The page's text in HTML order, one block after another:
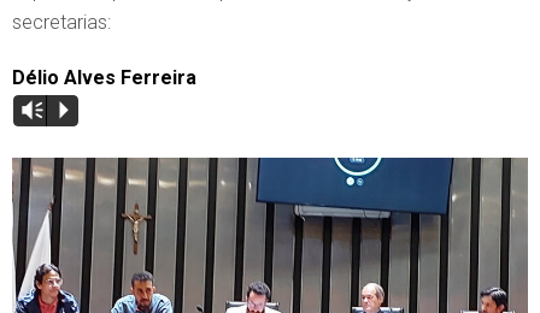
secretarias:
Délio Alves Ferreira
Vm P